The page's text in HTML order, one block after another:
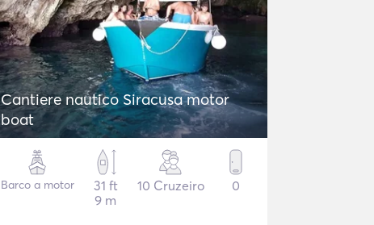
Cantiere nautico Siracusa motor
boat
Barco a motor
31 ft
9 m
10 Cruzeiro 0